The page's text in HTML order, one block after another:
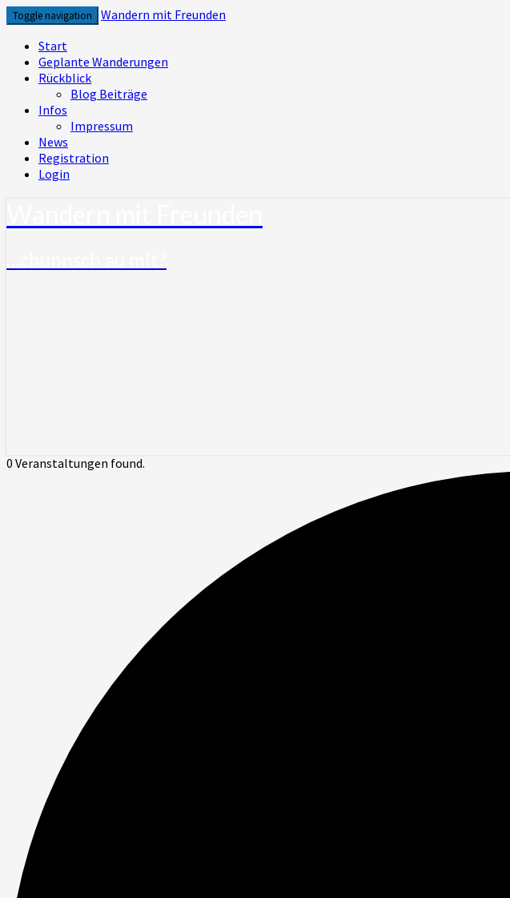
Skip
to
content
Toggle navigation
Wandern mit Freunden
Start
Geplante Wanderungen
Rückblick
Blog Beiträge
Infos
Impressum
News
Registration
Login
0 Veranstaltungen found.